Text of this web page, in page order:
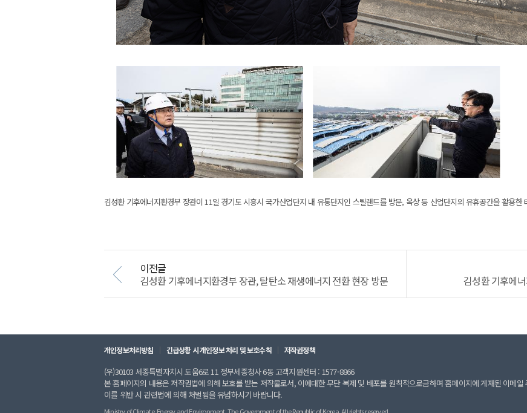
김성환 기후에너지환경부 장관이 11일 경기도 시흥시 국가산업단지 내 유통단지인 스틸랜드를 방문, 옥상 등 산업단지의 유휴공간을 활용
이전글
김성환 기후에너지환경부 장관, 탈탄소 재생에너지 전환 현장 방문
김성환 기후에
개인정보처리방침 긴급상황 시 개인정보 처리 및 보호수칙 저작권정책
(우)30103 세종특별자치시 도움6로 11 정부세종청사 6동 고객지원센터 : 1577-8866
본 홈페이지의 내용은 저작권법에 의해 보호를 받는 저작물로서, 이에대한 무단 복제 및 배포를 원칙적으로금하며 홈페이지에 게재된 이메
이를 위반 시 관련법에 의해 처벌됨을 유념하시기 바랍니다.